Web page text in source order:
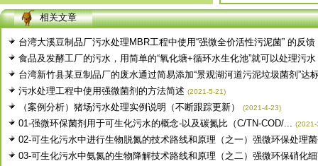
相关文章
台湾大溪豆制品厂污水处理MBR工程中使用“强微全价活性污泥菌” 的反馈
食品及发酵工厂的污水，用简单的“氧化塘+循环水生化池”就可以处理污
台湾新竹县某豆制品厂的废水通过简易添加“景观湖河道污泥垃圾菌剂”达
污水处理工程中使用强微菌剂的方法简述 (2021-5-21)
（案例分析）猪场污水处理实例说明（不断跟踪更新） (2021-4-23)
01-强微环保菌剂用于可生化污水的概念-以及碳氮比（C/TN-COD/... (2021-
02-可生化污水中进行生物脱氮的技术路线和原理（之一）强微环保处理
03-可生化污水中氨氮的生物降解技术路线和原理（之二）强微环保硝化